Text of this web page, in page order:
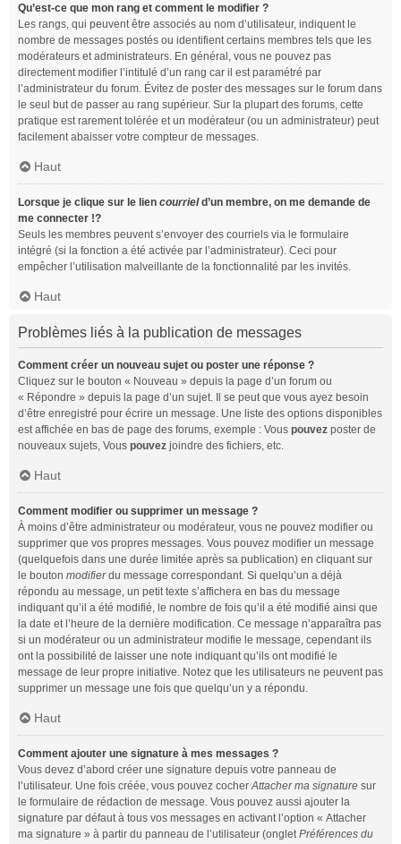
Qu’est-ce que mon rang et comment le modifier ?
Les rangs, qui peuvent être associés au nom d’utilisateur, indiquent le
nombre de messages postés ou identifient certains membres tels que les
modérateurs et administrateurs. En général, vous ne pouvez pas
directement modifier l’intitulé d’un rang car il est paramétré par
l’administrateur du forum. Évitez de poster des messages sur le forum dans
le seul but de passer au rang supérieur. Sur la plupart des forums, cette
pratique est rarement tolérée et un modérateur (ou un administrateur) peut
facilement abaisser votre compteur de messages.
Haut
Lorsque je clique sur le lien courrield’un membre, on me demande de
me connecter !?
Seuls les membres peuvent s’envoyer des courriels via le formulaire
intégré (si la fonction a été activée par l’administrateur). Ceci pour
empêcher l’utilisation malveillante de la fonctionnalité par les invités.
Haut
Problèmes liés à la publication de messages
Comment créer un nouveau sujet ou poster une réponse ?
Cliquez sur le bouton « Nouveau » depuis la page d’un forum ou
« Répondre » depuis la page d’un sujet. Il se peut que vous ayez besoin
d’être enregistré pour écrire un message. Une liste des options disponibles
est affichée en bas de page des forums, exemple : Vous pouvez poster de
nouveaux sujets, Vous pouvez joindre des fichiers, etc.
Haut
Comment modifier ou supprimer un message ?
À moins d’être administrateur ou modérateur, vous ne pouvez modifier ou
supprimer que vos propres messages. Vous pouvez modifier un message
(quelquefois dans une durée limitée après sa publication) en cliquant sur
le bouton modifierdu message correspondant. Si quelqu’un a déjà
répondu au message, un petit texte s’affichera en bas du message
indiquant qu’il a été modifié, le nombre de fois qu’il a été modifié ainsi que
la date et l’heure de la dernière modification. Ce message n’apparaîtra pas
si un modérateur ou un administrateur modifie le message, cependant ils
ont la possibilité de laisser une note indiquant qu’ils ont modifié le
message de leur propre initiative. Notez que les utilisateurs ne peuvent pas
supprimer un message une fois que quelqu’un y a répondu.
Haut
Comment ajouter une signature à mes messages ?
Vous devez d’abord créer une signature depuis votre panneau de
l’utilisateur. Une fois créée, vous pouvez cocherAttacher ma signature sur
le formulaire de rédaction de message. Vous pouvez aussi ajouter la
signature par défaut à tous vos messages en activant l’option « Attacher
ma signature » à partir du panneau de l’utilisateur (ongletPréférences du